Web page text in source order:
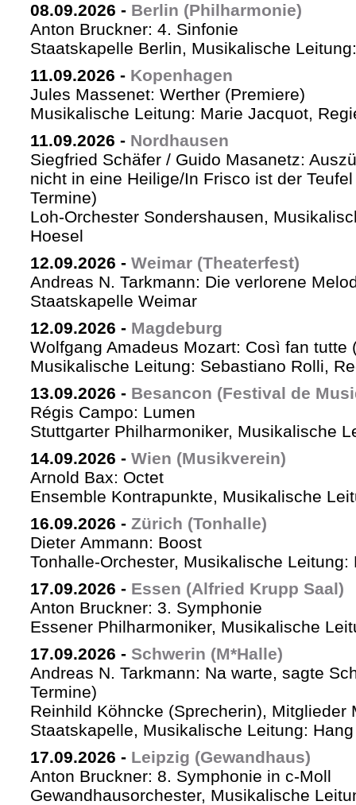
08.09.2026 - Berlin (Philharmonie)
Anton Bruckner: 4. Sinfonie
Staatskapelle Berlin, Musikalische
11.09.2026 - Kopenhagen
Jules Massenet: Werther (Premiere)
Musikalische Leitung: Marie Jacquot,
11.09.2026 - Nordhausen
Siegfried Schäfer / Guido Masanetz:
nicht in eine Heilige/In Frisco ist der
Termine)
Loh-Orchester Sondershausen,
Hoesel
12.09.2026 - Weimar (Theaterfest)
Andreas N. Tarkmann: Die verlorene
Staatskapelle Weimar
12.09.2026 - Magdeburg
Wolfgang Amadeus Mozart: Così fan tutte
Musikalische Leitung: Sebastiano Rolli,
13.09.2026 - Besancon (Festival de
Régis Campo: Lumen
Stuttgarter Philharmoniker, Musikalische
14.09.2026 - Wien (Musikverein)
Arnold Bax: Octet
Ensemble Kontrapunkte, Musikalische
16.09.2026 - Zürich (Tonhalle)
Dieter Ammann: Boost
Tonhalle-Orchester, Musikalische Leitung:
17.09.2026 - Essen (Alfried Krupp Saal)
Anton Bruckner: 3. Symphonie
Essener Philharmoniker, Musikalische
17.09.2026 - Schwerin (M*Halle)
Andreas N. Tarkmann: Na warte, sagte
Termine)
Reinhild Köhncke (Sprecherin), Mitglieder
Staatskapelle, Musikalische Leitung:
17.09.2026 - Leipzig (Gewandhaus)
Anton Bruckner: 8. Symphonie in c-Moll
Gewandhausorchester, Musikalische